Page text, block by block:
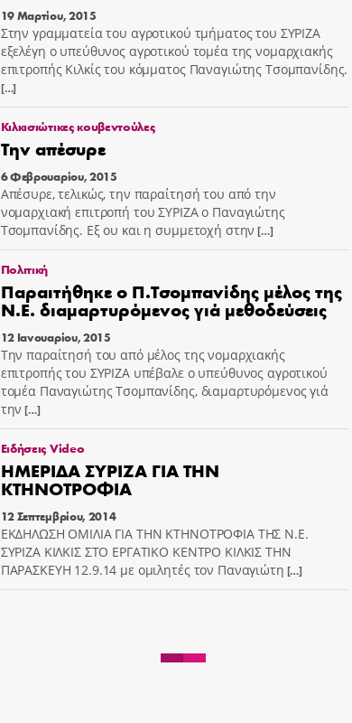
19 Μαρτίου, 2015
Στην γραμματεία του αγροτικού τμήματος του ΣΥΡΙΖΑ
εξελέγη ο υπεύθυνος αγροτικού τομέα της νομαρχιακής
επιτροπής Κιλκίς του κόμματος Παναγιώτης Τσομπανίδης.
[…]
Κιλκισιώτικες κουβεντούλες
Την απέσυρε
6 Φεβρουαρίου, 2015
Απέσυρε, τελικώς, την παραίτησή του από την
νομαρχιακή επιτροπή του ΣΥΡΙΖΑ ο Παναγιώτης
Τσομπανίδης. Εξ ου και η συμμετοχή στην […]
Πολιτική
Παραιτήθηκε ο Π.Τσομπανίδης μέλος της
Ν.Ε. διαμαρτυρόμενος γιά μεθοδεύσεις
12 Ιανουαρίου, 2015
Την παραίτησή του από μέλος της νομαρχιακής
επιτροπής του ΣΥΡΙΖΑ υπέβαλε ο υπεύθυνος αγροτικού
τομέα Παναγιώτης Τσομπανίδης, διαμαρτυρόμενος γιά
την […]
Ειδήσεις Video
ΗΜΕΡΙΔΑ ΣΥΡΙΖΑ ΓΙΑ ΤΗΝ
ΚΤΗΝΟΤΡΟΦΙΑ
12 Σεπτεμβρίου, 2014
ΕΚΔΗΛΩΣΗ ΟΜΙΛΙΑ ΓΙΑ ΤΗΝ ΚΤΗΝΟΤΡΟΦΙΑ ΤΗΣ Ν.Ε.
ΣΥΡΙΖΑ ΚΙΛΚΙΣ ΣΤΟ ΕΡΓΑΤΙΚΟ ΚΕΝΤΡΟ ΚΙΛΚΙΣ ΤΗΝ
ΠΑΡΑΣΚΕΥΗ 12.9.14 με ομιλητές τον Παναγιώτη […]